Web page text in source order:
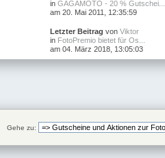
inGAGAMOTO - 20 % Gutschei...
am 20. Mai 2011, 12:35:59
Letzter Beitrag vonViktor
in FotoPremio bietet für Os...
am 04. März 2018, 13:05:03
Gehe zu: